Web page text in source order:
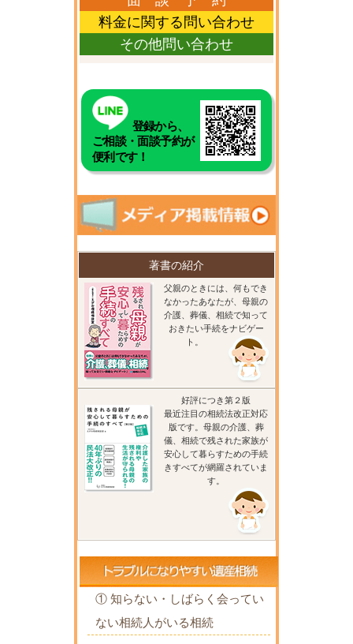
料金に関する問い合わせ
その他問い合わせ
登録から、
ご相談・面談予約が
便利です！
著書の紹介
父親のときには、何もでき
なかったあなたが、母親の
介護、葬儀、相続で知って
おきたい手続をナビゲー
ト。
好評につき第２版
最近注目の相続法改正対応
版です。母親の介護、葬
儀、相続で残された家族が
安心して暮らすための手続
きすべてが網羅されていま
す。
① 知らない・しばらく会ってい
ない相続人がいる相続